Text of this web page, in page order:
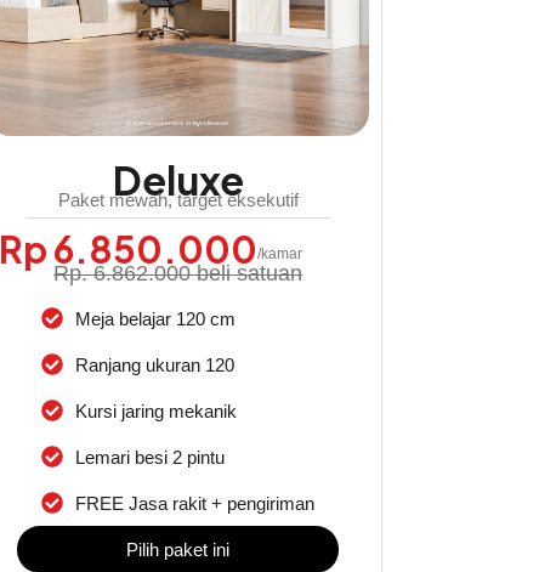
Deluxe
Paket mewah, target eksekutif
Rp 6.850.000/kamar
Rp. 6.862.000 beli satuan
Meja belajar 120 cm
Ranjang ukuran 120
Kursi jaring mekanik
Lemari besi 2 pintu
FREE Jasa rakit + pengiriman
Pilih paket ini